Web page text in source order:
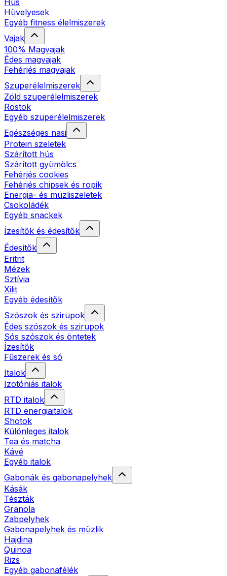
Hús
Hüvelyesek
Egyéb fitness élelmiszerek
Vajak
100% Magvajak
Édes magvajak
Fehérjés magvajak
Szuperélelmiszerek
Zöld szuperélelmiszerek
Rostok
Egyéb szuperélelmiszerek
Egészséges nasi
Protein szeletek
Szárított hús
Szárított gyümölcs
Fehérjés cookies
Fehérjés chipsek és ropik
Energia- és müzliszeletek
Csokoládék
Egyéb snackek
Ízesítők és édesítők
Édesítők
Eritrit
Mézek
Sztívia
Xilit
Egyéb édesítők
Szószok és szirupok
Édes szószok és szirupok
Sós szószok és öntetek
Ízesítők
Fűszerek és só
Italok
Izotóniás italok
RTD italok
RTD energiaitalok
Shotok
Különleges italok
Tea és matcha
Kávé
Egyéb italok
Gabonák és gabonapelyhek
Kásák
Tészták
Granola
Zabpelyhek
Gabonapelyhek és müzlik
Hajdina
Quinoa
Rizs
Egyéb gabonafélék